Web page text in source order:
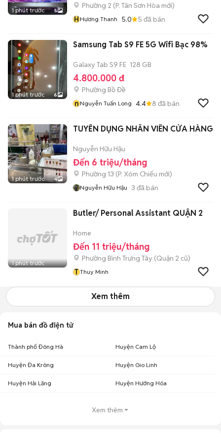
1 phút trước 5
Phường 2 (P. Tân Sơn Hòa mới)
HHương Thanh 5.0 5 đã bán
1 phút trước 6
Samsung Tab S9 FE 5G Wifi Bạc 98%
Galaxy Tab S9 FE 128 GB
4.800.000 đ
Phường Bồ Đề
nNguyễn Tuấn Long 4.4 8 đã bán
1 phút trước 4
TUYỂN DỤNG NHÂN VIÊN CỬA HÀNG
Nguyễn Hữu Hậu
Đến 6 triệu/tháng
Phường 13 (P. Xóm Chiếu mới)
Nguyễn Hữu Hậu 3 đã bán
1 phút trước
Butler/ Personal Assistant QUẬN 2
Home
Đến 11 triệu/tháng
Phường Bình Trưng Tây (Quận 2 cũ)
T Thuy Minh
Xem thêm
Mua bán đồ điện tử
Thành phố Đông Hà Huyện Cam Lộ
Huyện Đa Krông Huyện Gio Linh
Huyện Hải Lăng Huyện Hướng Hóa
Xem thêm